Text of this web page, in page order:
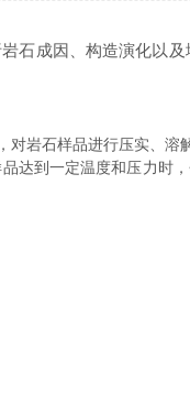
成因、构造演化以及
岩石样品进行压实、溶
到一定温度和压力时，